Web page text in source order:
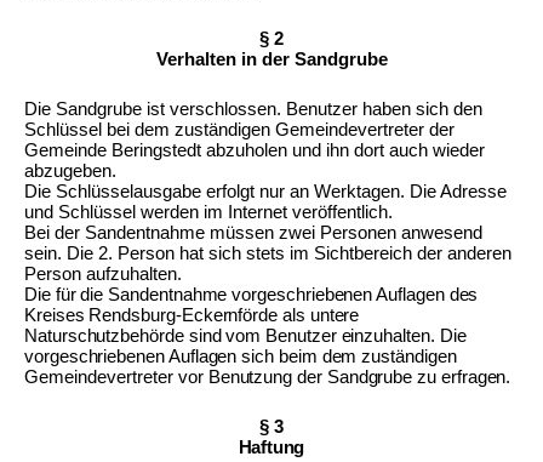
§ 2
Verhalten in der Sandgrube
Die Sandgrube ist verschlossen. Benutzer haben sich den
Schlüssel bei dem zuständigen Gemeindevertreter der
Gemeinde Beringstedt abzuholen und ihn dort auch wieder
abzugeben.
Die Schlüsselausgabe erfolgt nur an Werktagen. Die Adresse
und Schlüssel werden im Internet veröffentlich.
Bei der Sandentnahme müssen zwei Personen anwesend
sein. Die 2. Person hat sich stets im Sichtbereich der anderen
Person aufzuhalten.
Die für die Sandentnahme vorgeschriebenen Auflagen des
Kreises Rendsburg-Eckernförde als untere
Naturschutzbehörde sind vom Benutzer einzuhalten. Die
vorgeschriebenen Auflagen sich beim dem zuständigen
Gemeindevertreter vor Benutzung der Sandgrube zu erfragen.
§ 3
Haftung